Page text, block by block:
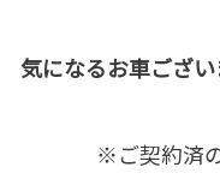
気になるお車ござ
※ご契約済